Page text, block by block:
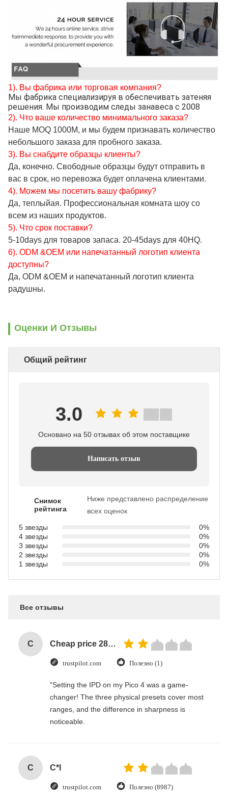
1). Вы фабрика или торговая компания?
Мы фабрика специализируя в обеспечивать затеняя
решения. Мы производим следы занавеса с 2008
2). Что ваше количество минимального заказа?
Наше MOQ 1000M, и мы будем признавать количество
небольшого заказа для пробного заказа.
3). Вы снабдите образцы клиенты?
Да, конечно. Свободные образцы будут отправить в
вас в срок, но перевозка будет оплачена клиентами.
4). Можем мы посетить вашу фабрику?
Да, теплыйая. Профессиональная комната шоу со
всем из наших продуктов.
5). Что срок поставки?
5-10days для товаров запаса. 20-45days для 40HQ.
6). ODM &OEM или напечатанный логотип клиента
доступны?
Да, ODM &OEM и напечатанный логотип клиента
радушны.
Оценки И Отзывы
Общий рейтинг
3.0
Основано на 50 отзывах об этом поставщике
Написать отзыв
Снимок
рейтинга
Ниже представлено распределение
всех оценок
5 звезды
0%
4 звезды
0%
3 звезды
0%
2 звезды
0%
1 звезды
0%
Все отзывы
C Cheap price 28mm Aluminium Curtain Rod 1.2mm thickness with plastic final
trustpilot.com Полезно (1)
"Setting the IPD on my Pico 4 was a game-
changer! The three physical presets cover most
ranges, and the difference in sharpness is
noticeable.
C C*l
trustpilot.com Полезно (8987)